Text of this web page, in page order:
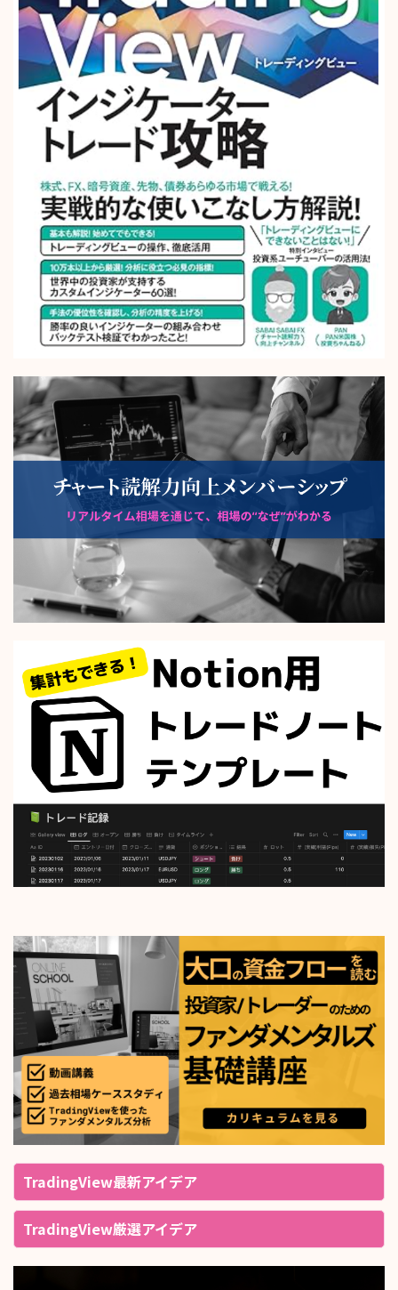
TradingView最新アイデア
TradingView厳選アイデア